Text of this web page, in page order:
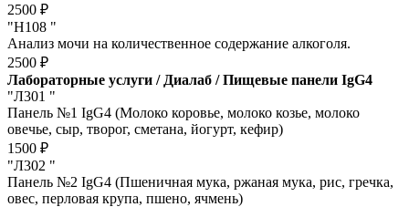
2500 ₽
"Н108 "
Анализ мочи на количественное содержание алкоголя.
2500 ₽
Лабораторные услуги / Диалаб / Пищевые панели IgG4
"Л301 "
Панель №1 IgG4 (Молоко коровье, молоко козье, молоко
овечье, сыр, творог, сметана, йогурт, кефир)
1500 ₽
"Л302 "
Панель №2 IgG4 (Пшеничная мука, ржаная мука, рис, гречка,
овес, перловая крупа, пшено, ячмень)